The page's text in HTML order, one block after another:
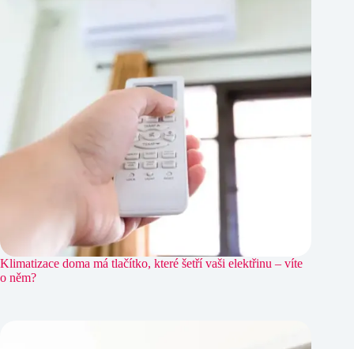
Klimatizace doma má tlačítko, které šetří vaši elektřinu – víte
o něm?